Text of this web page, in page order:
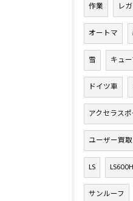
作業 レ
オートマ
雪 キュ
ドイツ車
アクセラス
ユーザー買取
LS
サンルーフ